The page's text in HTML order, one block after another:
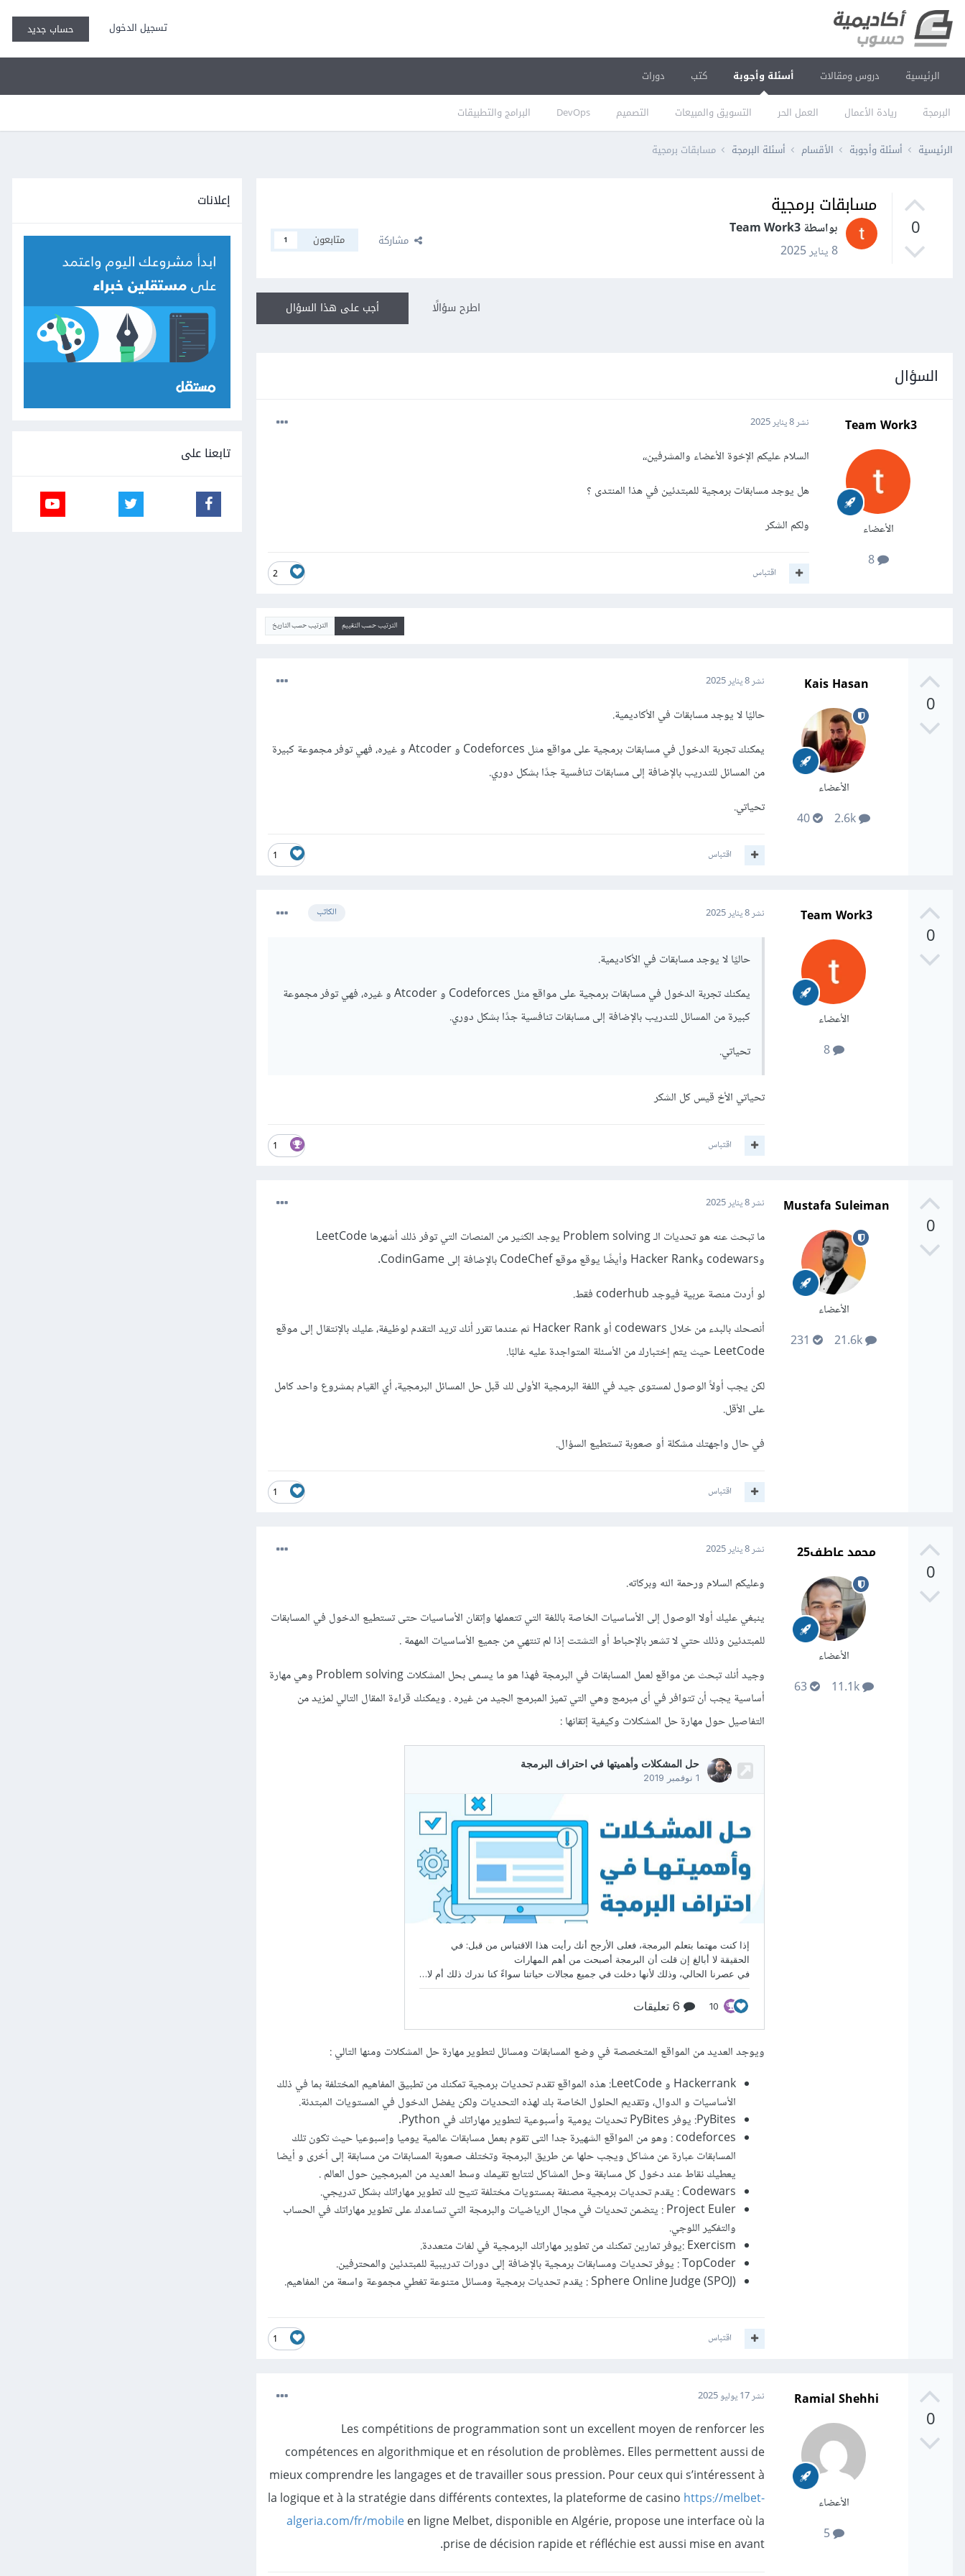
تسجيل الدخول حساب جديد
الرئيسية دروس ومقالات أسئلة وأجوبة
البرمجة ريادة الأعمال العمل الحر التسويق والمبيعات التصميم DevOps البرامج والتطبيقات
كتب دورات
الرئيسية أسئلة وأجوبة الأقسام أسئلة البرمجة مسابقات برمجية
0
مسابقات برمجية
بواسطة Team Work3
8 يناير 2025
مشاركة متابعون 1
أجب على هذا السؤال اطرح سؤالًا
السؤال
Team Work3
الأعضاء
8
نشر8 يناير 2025
السلام عليكم الإخوة الأعضاء والمشرفين،،
هل يوجد مسابقات برمجية للمبتدئين في هذا المنتدى ؟
ولكم الشكر
2 اقتباس
الترتيب حسب التقييم الترتيب حسب التاريخ
0
Kais Hasan
الأعضاء
نشر8 يناير 2025
حاليًا لا يوجد مسابقات في الأكاديمية.
يمكنك تجربة الدخول في مسابقات برمجية على مواقع مثل Codeforces و Atcoder و غيره، فهي توفر مجموعة كبيرة
من المسائل للتدريب بالإضافة إلى مسابقات تنافسية جدًا بشكل دوري.
تحياتي.
1 اقتباس
0
Team Work3
الأعضاء
8
الكاتب نشر8 يناير 2025
حاليًا لا يوجد مسابقات في الأكاديمية.
يمكنك تجربة الدخول في مسابقات برمجية على مواقع مثل Codeforces و Atcoder و غيره، فهي توفر مجموعة
كبيرة من المسائل للتدريب بالإضافة إلى مسابقات تنافسية جدًا بشكل دوري.
تحياتي.
تحياتي الأخ قيس كل الشكر
1 اقتباس
0
Mustafa Suleiman
الأعضاء
نشر8 يناير 2025
ما تبحث عنه هو تحديات الـ Problem solving يوجد الكثير من المنصات التي توفر ذلك أشهرها LeetCode
وcodewars وHacker Rank وأيضًا يوقع موقع CodeChef بالإضافة إلى CodinGame.
لو أردت منصة عربية فيوجد coderhub فقط.
أنصحك بالبدء من خلال codewars أو Hacker Rank ثم عندما تقرر أنك تريد التقدم لوظيفة، عليك بالإنتقال إلى موقع
LeetCode حيث يتم إختبارك من الأسئلة المتواجدة عليه غالبًا.
لكن يجب أولاً الوصول لمستوى جيد في اللغة البرمجية الأولى لك قبل حل المسائل البرمجية، أي القيام بمشروع واحد كامل
على الأقل.
في حال واجهتك مشكلة أو صعوبة تستطيع السؤال.
1 اقتباس
0
محمد عاطف25
الأعضاء
11.1k
63
نشر8 يناير 2025
وعليكم السلام ورحمة الله وبركاته.
ينبغي عليك أولا الوصول إلى الأساسيات الخاصة باللغة التي تتعملها وإتقان الأساسيات حتى تستطيع الدخول في المسابقات
للمبتدئين وذلك حتي لا تشعر بالإحباط أو التشتت إذا لم تنتهي من جميع الأساسيات المهمة .
وجيد أنك تبحث عن مواقع لعمل المسابقات في البرمجة فهذا هو ما يسمى بحل المشكلات Problem solving وهي مهارة
أساسية يجب أن تتوافر في أى مبرمج وهي التي تميز المبرمج الجيد من غيره . ويمكنك قراءة المقال التالي لمزيد من
التفاصيل حول مهارة حل المشكلات وكيفية إتقانها:
ويوجد العديد من المواقع المتخصصة في وضع المسابقات ومسائل لتطوير مهارة حل المشكلات ومنها التالي:
Hackerrank و LeetCode: هذه المواقع تقدم تحديات برمجية تمكنك من تطبيق المفاهيم المختلفة بما في ذلك
الأساسيات و الدوال، وتقديم الحلول الخاصة بك لهذه التحديات ولكن يفضل الدخول في المستويات المبتدئة.
PyBites: يوفر PyBites تحديات يومية وأسبوعية لتطوير مهاراتك في Python.
codeforces : وهو من المواقع الشهيرة جدا التى تقوم بعمل مسابقات عالمية يوميا وإسبوعيا حيث تكون تلك
المسابقات عبارة عن مشاكل ويجب حلها عن طريق البرمجة وتختلف صعوبة المسابقات من مسابقة إلى أخرى و أيضا
يعطيك نقاط عند دخول كل مسابقة وحل المشاكل لتتابع تقيمك وسط العديد من المبرمجين حول العالم .
Codewars
: يقدم تحديات برمجية مصنفة بمستويات مختلفة تتيح لك تطوير مهاراتك بشكل تدريجي.
Project Euler
: يتضمن تحديات في مجال الرياضيات والبرمجة التي تساعدك على تطوير مهاراتك في الحساب
والتفكير اللوجي.
Exercism
:يوفر تمارين تمكنك من تطوير مهاراتك البرمجية في لغات متعددة.
TopCoder
: يوفر تحديات ومسابقات برمجية بالإضافة إلى دورات تدريبية للمبتدئين والمحترفين.
Sphere Online Judge (SPOJ)
: يقدم تحديات برمجية ومسائل متنوعة تغطي مجموعة واسعة من المفاهيم.
1 اقتباس
0
Ramial Shehhi
الأعضاء
5
نشر17 يوليو 2025
Les compétitions de programmation sont un excellent moyen de renforcer les
compétences en algorithmique et en résolution de problèmes. Elles permettent aussi de
mieux comprendre les langages et de travailler sous pression. Pour ceux qui s’intéressent à
la logique et à la stratégie dans différents contextes, la plateforme de casino https://melbet-
algeria.com/fr/mobileen ligne Melbet, disponible en Algérie, propose une interface où la
prise de décision rapide et réfléchie est aussi mise en avant.
إعلانات
تابعنا على